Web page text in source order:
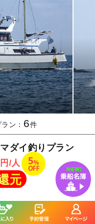
ン： 6件
ダイ釣りプラン
円/人 5%
OFF
元
土 日